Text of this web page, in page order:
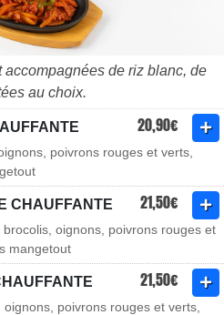
de riz blanc, de
au choix.
20,90€
poivrons rouges et verts,
CHAUFFANTE 21,50€
oignons, poivrons rouges et
mangetout
21,50€
poivrons rouges et verts,